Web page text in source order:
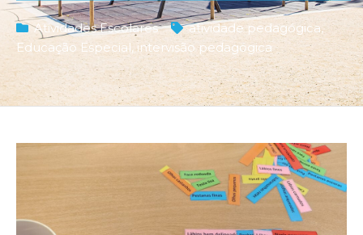
Atividades Escolares atividade pedagógica,
Educação Especial,intervisão pedagógica